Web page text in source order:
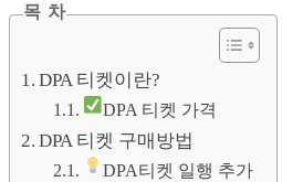
목 차
DPA 티켓이란?
DPA 티켓 가격
DPA 티켓 구매방법
DPA티켓 일행 추가